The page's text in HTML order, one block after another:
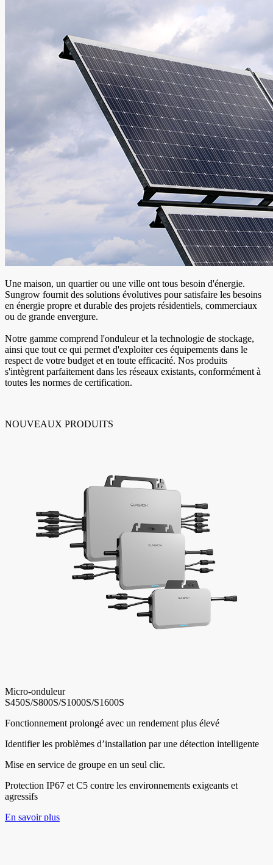
Une maison, un quartier ou une ville ont tous besoin d'énergie.
Sungrow fournit des solutions évolutives pour satisfaire les besoins
en énergie propre et durable des projets résidentiels, commerciaux
ou de grande envergure.
Notre gamme comprend l'onduleur et la technologie de stockage,
ainsi que tout ce qui permet d'exploiter ces équipements dans le
respect de votre budget et en toute efficacité. Nos produits
s'intègrent parfaitement dans les réseaux existants, conformément à
toutes les normes de certification.
NOUVEAUX PRODUITS
Micro-onduleur
S450S/S800S/S1000S/S1600S
Fonctionnement prolongé avec un rendement plus élevé
Identifier les problèmes d’installation par une détection intelligente
Mise en service de groupe en un seul clic.
Protection IP67 et C5 contre les environnements exigeants et
agressifs
En savoir plus